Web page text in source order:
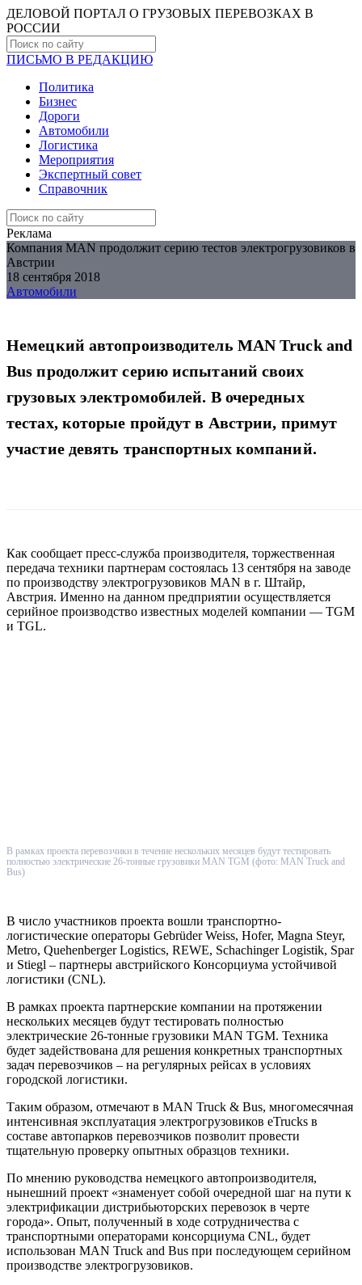
ДЕЛОВОЙ ПОРТАЛ О ГРУЗОВЫХ ПЕРЕВОЗКАХ В
РОCСИИ
ПИСЬМО В РЕДАКЦИЮ
Политика
Бизнес
Дороги
Автомобили
Логистика
Мероприятия
Экспертный совет
Справочник
Реклама
Компания MAN продолжит серию тестов электрогрузовиков в
Австрии
18 сентября 2018
Автомобили
Немецкий автопроизводитель MAN Truck and
Bus продолжит серию испытаний своих
грузовых электромобилей. В очередных
тестах, которые пройдут в Австрии, примут
участие девять транспортных компаний.
Как сообщает пресс-служба производителя, торжественная
передача техники партнерам состоялась 13 сентября на заводе
по производству электрогрузовиков MAN в г. Штайр,
Австрия. Именно на данном предприятии осуществляется
серийное производство известных моделей компании — TGM
и TGL.
В рамках проекта перевозчики в течение нескольких месяцев будут тестировать
полностью электрические 26-тонные грузовики MAN TGM (фото: MAN Truck and
Bus)
В число участников проекта вошли транспортно-
логистические операторы Gebrüder Weiss, Hofer, Magna Steyr,
Metro, Quehenberger Logistics, REWE, Schachinger Logistik, Spar
и Stiegl – партнеры австрийского Консорциума устойчивой
логистики (CNL).
В рамках проекта партнерские компании на протяжении
нескольких месяцев будут тестировать полностью
электрические 26-тонные грузовики MAN TGM. Техника
будет задействована для решения конкретных транспортных
задач перевозчиков – на регулярных рейсах в условиях
городской логистики.
Таким образом, отмечают в MAN Truck & Bus, многомесячная
интенсивная эксплуатация электрогрузовиков eTrucks в
составе автопарков перевозчиков позволит провести
тщательную проверку опытных образцов техники.
По мнению руководства немецкого автопроизводителя,
нынешний проект «знаменует собой очередной шаг на пути к
электрификации дистрибьюторских перевозок в черте
города». Опыт, полученный в ходе сотрудничества с
транспортными операторами консорциума CNL, будет
использован MAN Truck and Bus при последующем серийном
производстве электрогрузовиков.